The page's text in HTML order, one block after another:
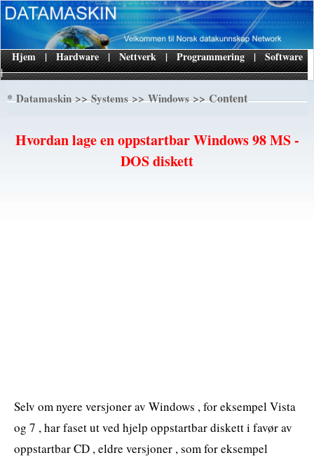
|
Hjem | Hardware | Nettverk | Programmering | Software
*Datamaskin>>Systems>>Windows>> Content
Hvordan lage en oppstartbar Windows 98 MS -
DOS diskett
Selv om nyere versjoner av Windows , for eksempel Vista
og 7 , har faset ut ved hjelp oppstartbar diskett i favør av
oppstartbar CD , eldre versjoner , som for eksempel